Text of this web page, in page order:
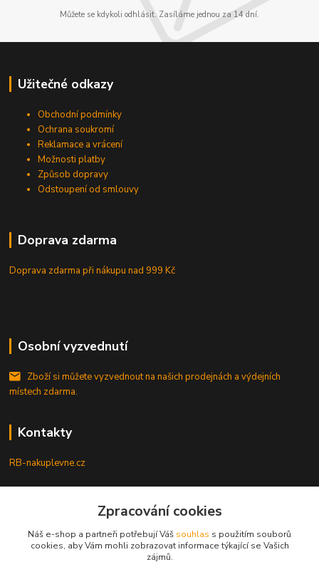
Můžete se kdykoli odhlásit. Zasíláme jednou za 14 dní.
Užitečné odkazy
Obchodní podmínky
Ochrana soukromí
Reklamace a vrácení
Možnosti platby
Způsob dopravy
Odstoupení od smlouvy
Doprava zdarma
Doprava zdarma při nákupunad 999 Kč
Osobní vyzvednutí
Zboží si můžete vyzvednout na našich prodejnách a výdejních
místech zdarma.
Kontakty
RB-nakuplevne.cz
+420 222722421
info@rb-nakuplevne.cz
Zpracování cookies
Náš e-shop a partneři potřebují Váš souhlas s použitím souborů
cookies, aby Vám mohli zobrazovat informace týkající se Vašich
zájmů.